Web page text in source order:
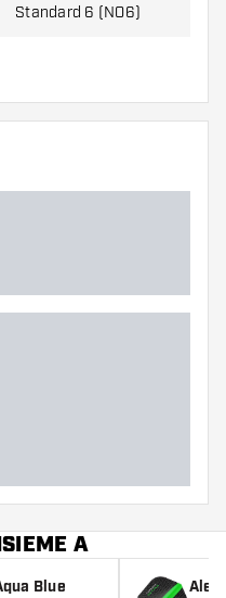
Standard 6 (NO6)
A
Blue